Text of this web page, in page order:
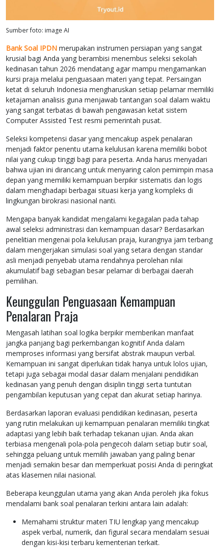
Sumber foto: image AI
Bank Soal IPDN merupakan instrumen persiapan yang sangat
krusial bagi Anda yang berambisi menembus seleksi sekolah
kedinasan tahun 2026 mendatang agar mampu mengamankan
kursi praja melalui penguasaan materi yang tepat. Persaingan
ketat di seluruh Indonesia mengharuskan setiap pelamar memiliki
ketajaman analisis guna menjawab tantangan soal dalam waktu
yang sangat terbatas di bawah pengawasan ketat sistem
Computer Assisted Test resmi pemerintah pusat.
Seleksi kompetensi dasar yang mencakup aspek penalaran
menjadi faktor penentu utama kelulusan karena memiliki bobot
nilai yang cukup tinggi bagi para peserta. Anda harus menyadari
bahwa ujian ini dirancang untuk menyaring calon pemimpin masa
depan yang memiliki kemampuan berpikir sistematis dan logis
dalam menghadapi berbagai situasi kerja yang kompleks di
lingkungan birokrasi nasional nanti.
Mengapa banyak kandidat mengalami kegagalan pada tahap
awal seleksi administrasi dan kemampuan dasar? Berdasarkan
penelitian mengenai pola kelulusan praja, kurangnya jam terbang
dalam mengerjakan simulasi soal yang setara dengan standar
asli menjadi penyebab utama rendahnya perolehan nilai
akumulatif bagi sebagian besar pelamar di berbagai daerah
pemilihan.
Keunggulan Penguasaan Kemampuan
Penalaran Praja
Mengasah latihan soal logika berpikir memberikan manfaat
jangka panjang bagi perkembangan kognitif Anda dalam
memproses informasi yang bersifat abstrak maupun verbal.
Kemampuan ini sangat diperlukan tidak hanya untuk lolos ujian,
tetapi juga sebagai modal dasar dalam menjalani pendidikan
kedinasan yang penuh dengan disiplin tinggi serta tuntutan
pengambilan keputusan yang cepat dan akurat setiap harinya.
Berdasarkan laporan evaluasi pendidikan kedinasan, peserta
yang rutin melakukan uji kemampuan penalaran memiliki tingkat
adaptasi yang lebih baik terhadap tekanan ujian. Anda akan
terbiasa mengenali pola-pola pengecoh dalam setiap butir soal,
sehingga peluang untuk memilih jawaban yang paling benar
menjadi semakin besar dan memperkuat posisi Anda di peringkat
atas klasemen nilai nasional.
Beberapa keunggulan utama yang akan Anda peroleh jika fokus
mendalami bank soal penalaran terkini antara lain adalah:
Memahami struktur materi TIU lengkap yang mencakup
aspek verbal, numerik, dan figural secara mendalam sesuai
dengan kisi-kisi terbaru kementerian terkait.